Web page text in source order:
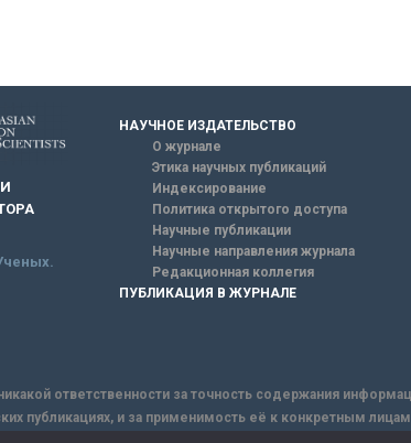
НАУЧНОЕ ИЗДАТЕЛЬСТВО
О журнале
Этика научных публикаций
Индексирование
Политика открытого доступа
Научные публикации
Научные направления журнала
Редакционная коллегия
ПУБЛИКАЦИЯ В ЖУРНАЛЕ
ответственности за точность содержания
публикациях, и за применимость её к конкретным